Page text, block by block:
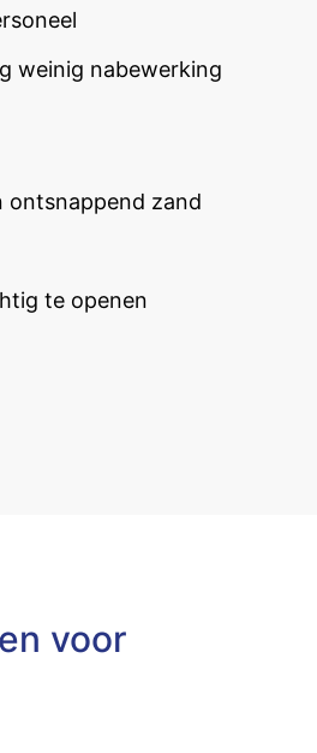
weinig nabewerking
ontsnappend zand
te openen
voor